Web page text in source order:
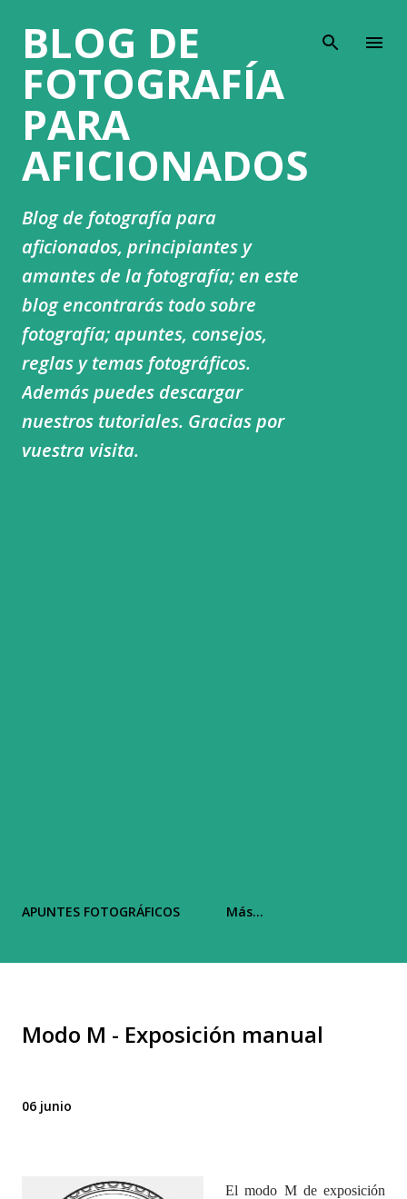
BLOG DE
FOTOGRAFÍA
PARA
AFICIONADOS
Blog de fotografía para
aficionados, principiantes y
amantes de la fotografía; en este
blog encontrarás todo sobre
fotografía; apuntes, consejos,
reglas y temas fotográficos.
Además puedes descargar
nuestros tutoriales. Gracias por
vuestra visita.
APUNTES FOTOGRÁFICOS Más…
Modo M - Exposición manual
06 junio
El modo M de exposición